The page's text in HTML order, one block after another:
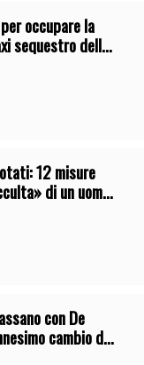
occupare la
sequestro della
12 misure
di un uomo
con De
cambio di